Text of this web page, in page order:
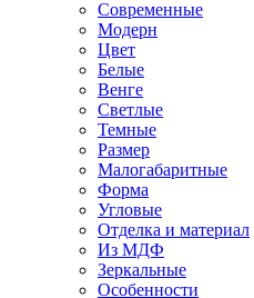
Современные
Модерн
Цвет
Белые
Венге
Светлые
Темные
Размер
Малогабаритные
Форма
Угловые
Отделка и материал
Из МДФ
Зеркальные
Особенности